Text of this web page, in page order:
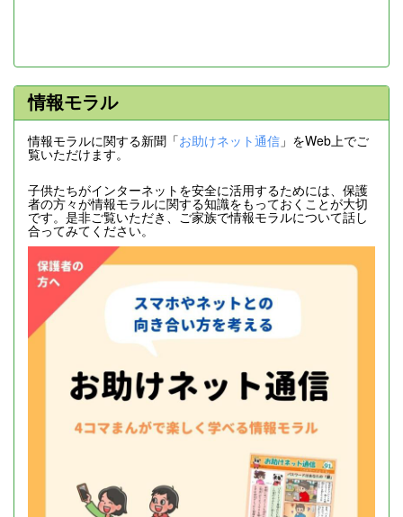
情報モラル
情報モラルに関する新聞「お助けネット通信 」をWeb上でご
覧いただけます。
子供たちがインターネットを安全に活用するためには、保護
者の方々が情報モラルに関する知識をもっておくことが大切
です。是非ご覧いただき、ご家族で情報モラルについて話し
合ってみてください。